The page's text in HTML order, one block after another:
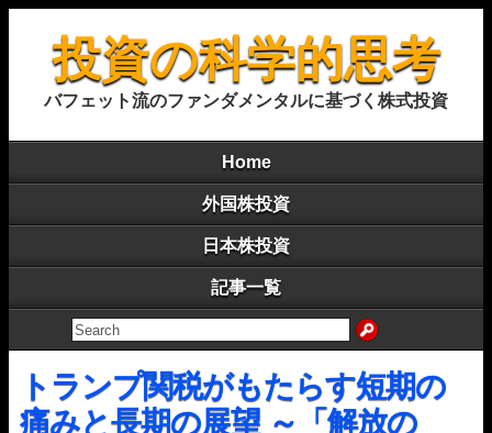
投資の科学的思考
バフェット流のファンダメンタルに基づく株式投資
Home
外国株投資
日本株投資
記事一覧
トランプ関税がもたらす短期の
痛みと長期の展望 ～「解放の